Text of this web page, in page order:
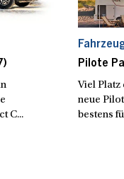
C...
Pilote
Viel Platz
neue
bestens